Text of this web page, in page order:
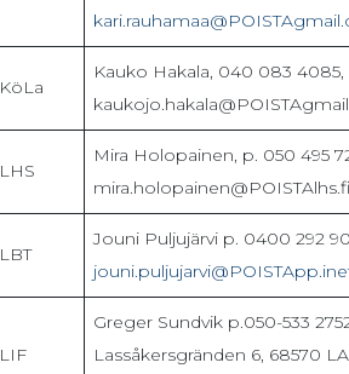
KöLa
Kauko Hakala, 040 083 4085,
LHS
Mira Holopainen, p. 050 495
mira.holopainen@POISTAlhs.fi
LBT
Jouni Puljujärvi p. 0400 292
LIF
Greger Sundvik p.050-533
Lassåkersgränden 6, 68570